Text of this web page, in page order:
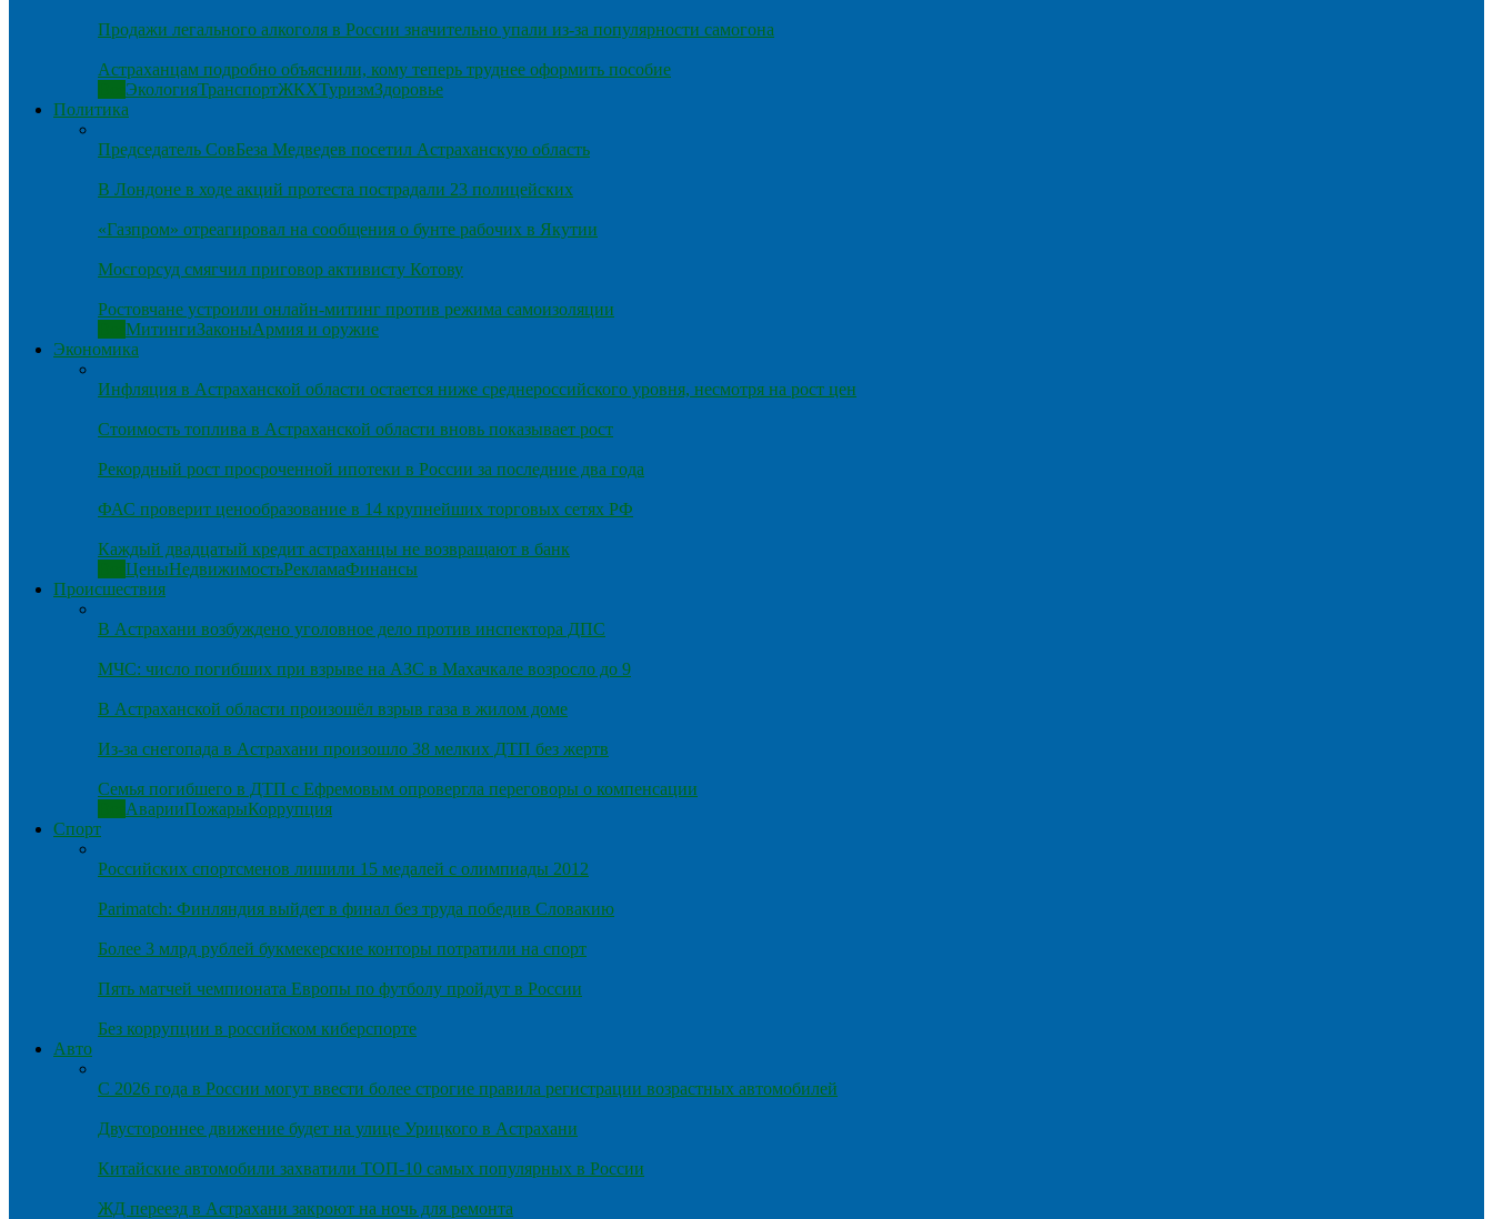
Продажи легального алкоголя в России значительно упали из-за популярности самогона
Астраханцам подробно объяснили, кому теперь труднее оформить пособие
ЭкологияТранспортЖКХТуризмЗдоровье
Политика
Председатель СовБеза Медведев посетил Астраханскую область
В Лондоне в ходе акций протеста пострадали 23 полицейских
«Газпром» отреагировал на сообщения о бунте рабочих в Якутии
Мосгорсуд смягчил приговор активисту Котову
Ростовчане устроили онлайн-митинг против режима самоизоляции
МитингиЗаконыАрмия и оружие
Экономика
Инфляция в Астраханской области остается ниже среднероссийского уровня, несмотря на рост цен
Стоимость топлива в Астраханской области вновь показывает рост
Рекордный рост просроченной ипотеки в России за последние два года
ФАС проверит ценообразование в 14 крупнейших торговых сетях РФ
Каждый двадцатый кредит астраханцы не возвращают в банк
ЦеныНедвижимостьРекламаФинансы
Происшествия
В Астрахани возбуждено уголовное дело против инспектора ДПС
МЧС: число погибших при взрыве на АЗС в Махачкале возросло до 9
В Астраханской области произошёл взрыв газа в жилом доме
Из-за снегопада в Астрахани произошло 38 мелких ДТП без жертв
Семья погибшего в ДТП с Ефремовым опровергла переговоры о компенсации
АварииПожарыКоррупция
Спорт
Российских спортсменов лишили 15 медалей с олимпиады 2012
Parimatch: Финляндия выйдет в финал без труда победив Словакию
Более 3 млрд рублей букмекерские конторы потратили на спорт
Пять матчей чемпионата Европы по футболу пройдут в России
Без коррупции в российском киберспорте
Авто
С 2026 года в России могут ввести более строгие правила регистрации возрастных автомобилей
Двустороннее движение будет на улице Урицкого в Астрахани
Китайские автомобили захватили ТОП-10 самых популярных в России
ЖД переезд в Астрахани закроют на ночь для ремонта